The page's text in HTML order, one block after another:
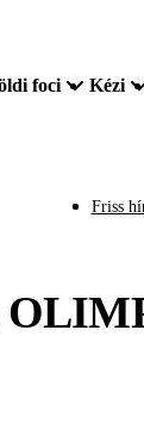
foci Kézi
Friss